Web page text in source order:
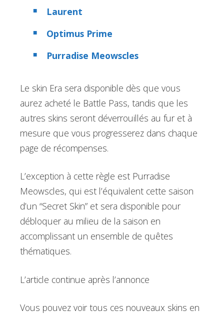
Laurent
Optimus Prime
Purradise Meowscles
Le skin Era sera disponible dès que vous
aurez acheté le Battle Pass, tandis que les
autres skins seront déverrouillés au fur et à
mesure que vous progresserez dans chaque
page de récompenses.
L’exception à cette règle est Purradise
Meowscles, qui est l’équivalent cette saison
d’un “Secret Skin” et sera disponible pour
débloquer au milieu de la saison en
accomplissant un ensemble de quêtes
thématiques.
L’article continue après l’annonce
Vous pouvez voir tous ces nouveaux skins en